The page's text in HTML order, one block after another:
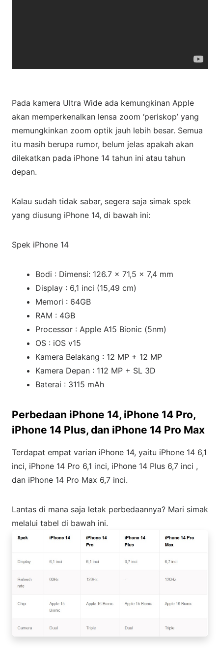
Pada kamera Ultra Wide ada kemungkinan Apple
akan memperkenalkan lensa zoom ‘periskop’ yang
memungkinkan zoom optik jauh lebih besar. Semua
itu masih berupa rumor, belum jelas apakah akan
dilekatkan pada iPhone 14 tahun ini atau tahun
depan.
Kalau sudah tidak sabar, segera saja simak spek
yang diusung iPhone 14, di bawah ini:
Spek iPhone 14
Bodi : Dimensi: 126.7 x 71,5 x 7,4 mm
Display : 6,1 inci (15,49 cm)
Memori : 64GB
RAM : 4GB
Processor : Apple A15 Bionic (5nm)
OS : iOS v15
Kamera Belakang : 12 MP + 12 MP
Kamera Depan : 112 MP + SL 3D
Baterai : 3115 mAh
Perbedaan iPhone 14, iPhone 14 Pro,
iPhone 14 Plus, dan iPhone 14 Pro Max
Terdapat empat varian iPhone 14, yaitu iPhone 14 6,1
inci, iPhone 14 Pro 6,1 inci, iPhone 14 Plus 6,7 inci ,
dan iPhone 14 Pro Max 6,7 inci.
Lantas di mana saja letak perbedaannya? Mari simak
melalui tabel di bawah ini.